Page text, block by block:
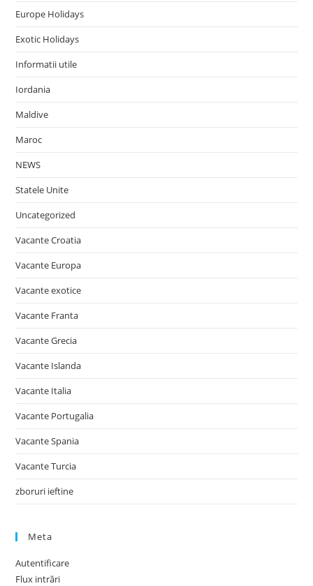
Europe Holidays
Exotic Holidays
Informatii utile
Iordania
Maldive
Maroc
NEWS
Statele Unite
Uncategorized
Vacante Croatia
Vacante Europa
Vacante exotice
Vacante Franta
Vacante Grecia
Vacante Islanda
Vacante Italia
Vacante Portugalia
Vacante Spania
Vacante Turcia
zboruri ieftine
Meta
Autentificare
Flux intrări